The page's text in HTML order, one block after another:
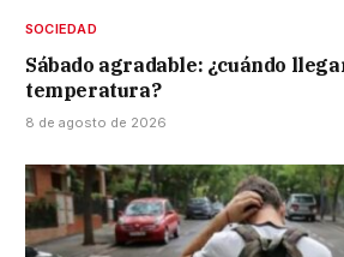
SOCIEDAD
Sábado agradable: ¿cuándo
temperatura?
8 de agosto de 2026